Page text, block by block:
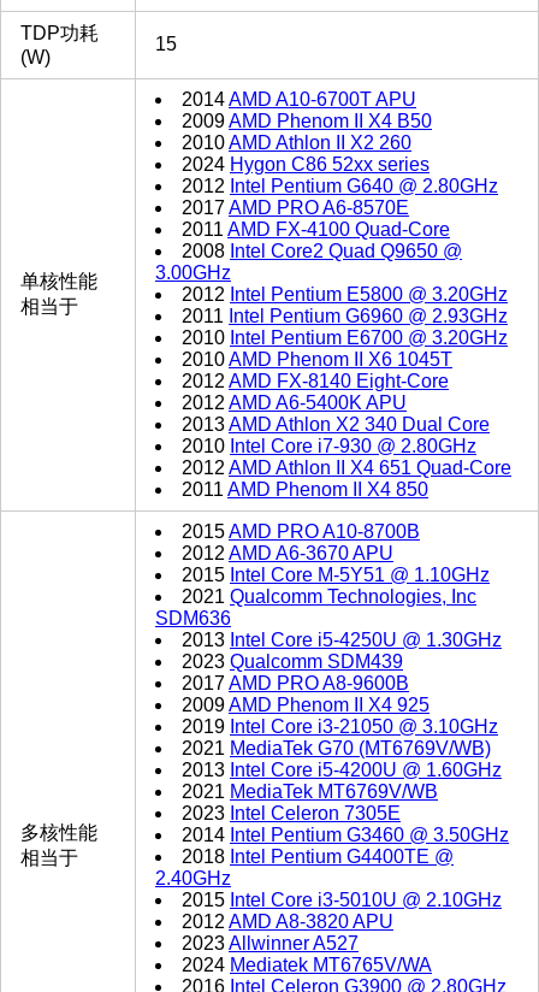
TDP功耗
(W)
15
单核性能
相当于
2014AMD A10-6700T APU
2009AMD Phenom II X4 B50
2010AMD Athlon II X2 260
2024 Hygon C86 52xx series
2012 Intel Pentium G640 @ 2.80GHz
2017AMD PRO A6-8570E
2011AMD FX-4100 Quad-Core
2008 Intel Core2 Quad Q9650 @
3.00GHz
2012 Intel Pentium E5800 @ 3.20GHz
2011 Intel Pentium G6960 @ 2.93GHz
2010 Intel Pentium E6700 @ 3.20GHz
2010AMD Phenom II X6 1045T
2012AMD FX-8140 Eight-Core
2012AMD A6-5400K APU
2013AMD Athlon X2 340 Dual Core
2010 Intel Core i7-930 @ 2.80GHz
2012AMD Athlon II X4 651 Quad-Core
2011AMD Phenom II X4 850
多核性能
相当于
2015AMD PRO A10-8700B
2012AMD A6-3670 APU
2015 Intel Core M-5Y51 @ 1.10GHz
2021 Qualcomm Technologies, Inc
SDM636
2013 Intel Core i5-4250U @ 1.30GHz
2023 Qualcomm SDM439
2017AMD PRO A8-9600B
2009AMD Phenom II X4 925
2019 Intel Core i3-21050 @ 3.10GHz
2021 MediaTek G70 (MT6769V/WB)
2013 Intel Core i5-4200U @ 1.60GHz
2021 MediaTek MT6769V/WB
2023 Intel Celeron 7305E
2014 Intel Pentium G3460 @ 3.50GHz
2018 Intel Pentium G4400TE @
2.40GHz
2015 Intel Core i3-5010U @ 2.10GHz
2012AMD A8-3820 APU
2023Allwinner A527
2024 Mediatek MT6765V/WA
2016 Intel Celeron G3900 @ 2.80GHz